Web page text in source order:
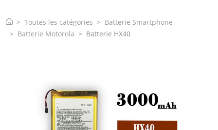
Toutes les catégories
Batterie Smartphone
Batterie Motorola
Batterie HX40